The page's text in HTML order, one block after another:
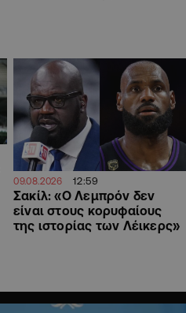
09.08.2026 12:59
Σακίλ: «Ο Λεμπρόν δεν
είναι στους κορυφαίους
της ιστορίας των Λέικερς»